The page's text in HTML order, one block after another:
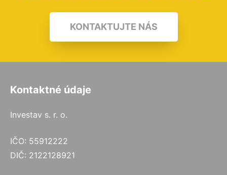
KONTAKTUJTE NÁS
Kontaktné údaje
Investav s. r. o.
IČO: 55912222
DIČ: 2122128921